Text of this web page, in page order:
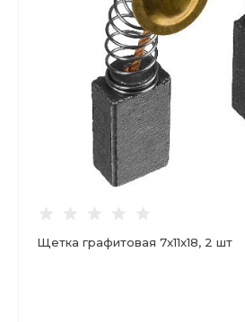
Щетка графитовая 7x11x18, 2 шт